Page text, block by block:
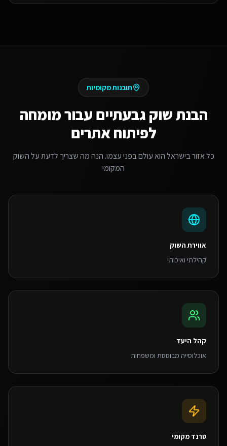
תובנות מקומיות
הבנת שוק גבעתיים עבורמומחה
לפיתוח אתרים
כל אזור בישראל הוא עולם בפני עצמו. הנה מה שצריך לדעת על השוק
המקומי
אווירת השוק
קהילתי ואיכותי
קהל היעד
אוכלוסייה מבוססת ומשפחות
טרנד מקומי